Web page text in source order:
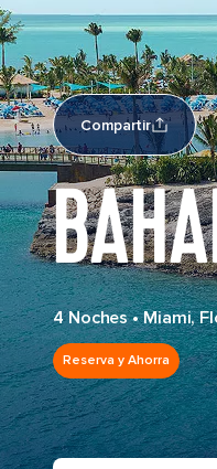
Compartir
4 Noches•Miami,
Reserva y Ahorra